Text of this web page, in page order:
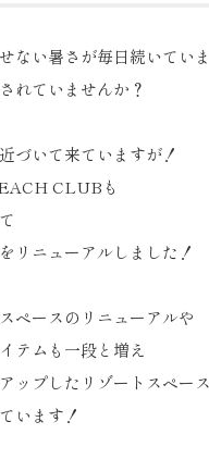
ない暑さが毎日続いてい
れていませんか？
づいて来ていますが！
CLUBも
リニューアルしました！
ペースのリニューアルや
テムも一段と増え
ップしたリゾートスペー
います！